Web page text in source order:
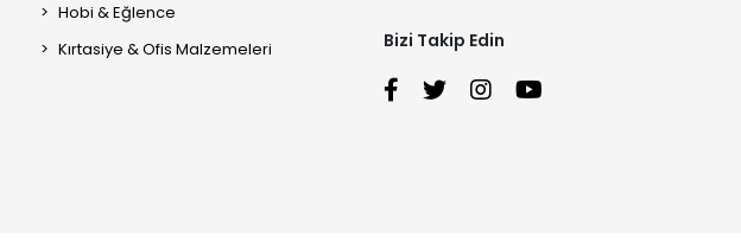
Hobi & Eğlence
Kırtasiye & Ofis Malzemeleri
Bizi Takip Edin